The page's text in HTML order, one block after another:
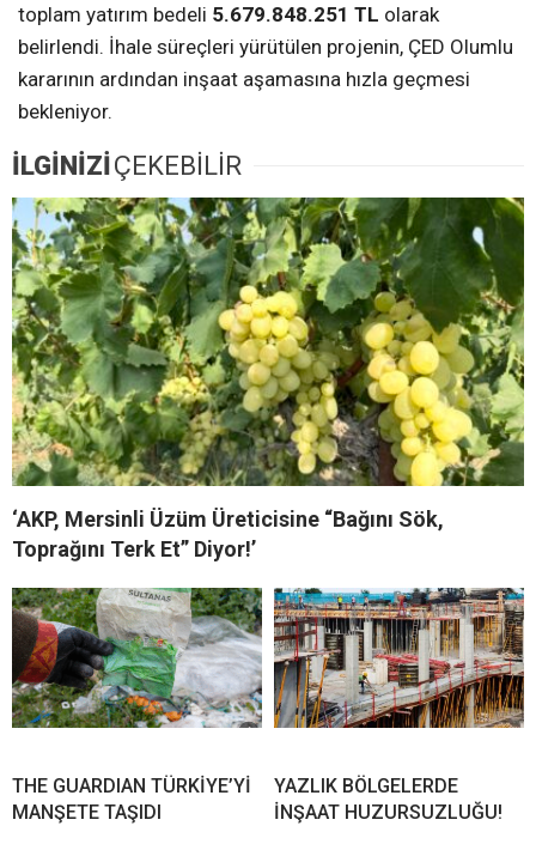
toplam yatırım bedeli 5.679.848.251 TL olarak
belirlendi. İhale süreçleri yürütülen projenin, ÇED Olumlu
kararının ardından inşaat aşamasına hızla geçmesi
bekleniyor.
İLGİNİZİÇEKEBİLİR
‘AKP, Mersinli Üzüm Üreticisine “Bağını Sök,
Toprağını Terk Et” Diyor!’
THE GUARDIAN TÜRKİYE’Yİ
MANŞETE TAŞIDI
YAZLIK BÖLGELERDE
İNŞAAT HUZURSUZLUĞU!